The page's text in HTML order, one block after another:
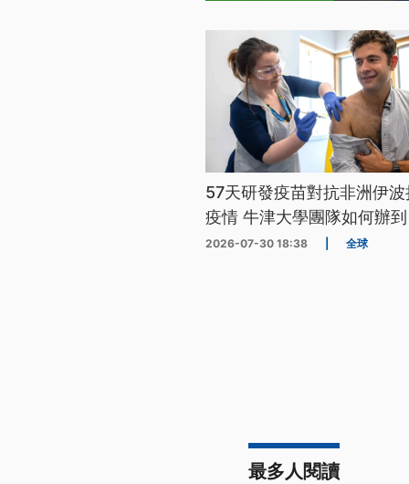
57天研發疫苗對抗非洲伊
疫情 牛津大學團隊如何辦
2026-07-30 18:38 全球
最多人閱讀